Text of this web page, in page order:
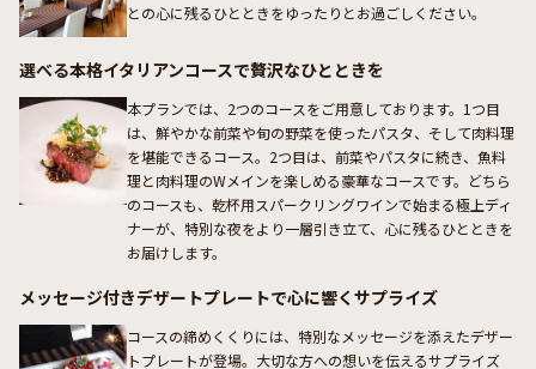
との心に残るひとときをゆったりとお過ごしください。
選べる本格イタリアンコースで贅沢なひとときを
本プランでは、2つのコースをご用意しております。1つ目
は、鮮やかな前菜や旬の野菜を使ったパスタ、そして肉料理
を堪能できるコース。2つ目は、前菜やパスタに続き、魚料
理と肉料理のWメインを楽しめる豪華なコースです。どちら
のコースも、乾杯用スパークリングワインで始まる極上ディ
ナーが、特別な夜をより一層引き立て、心に残るひとときを
お届けします。
メッセージ付きデザートプレートで心に響くサプライズ
コースの締めくくりには、特別なメッセージを添えたデザー
トプレートが登場。大切な方への想いを伝えるサプライズ